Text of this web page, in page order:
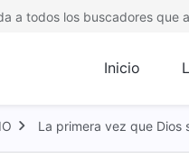
a todos los buscadores que
Inicio
La primera vez que Dios